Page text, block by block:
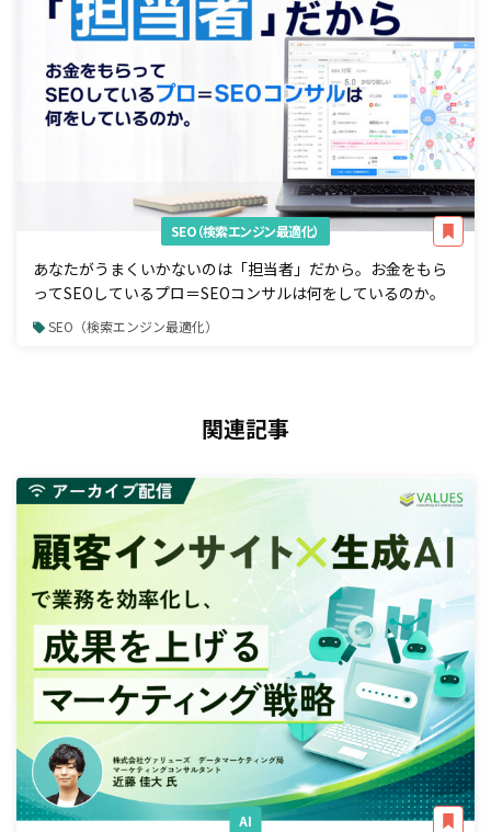
SEO（検索エンジン最適化）
あなたがうまくいかないのは「担当者」だから。お金をもら
ってSEOしているプロ＝SEOコンサルは何をしているのか。
SEO（検索エンジン最適化）
関連記事
AI